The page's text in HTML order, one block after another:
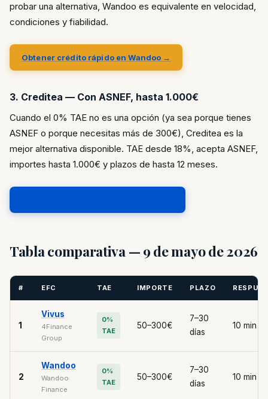
probar una alternativa, Wandoo es equivalente en velocidad,
condiciones y fiabilidad.
Obtener crédito rápido en Wandoo →
3. Creditea — Con ASNEF, hasta 1.000€
Cuando el 0% TAE no es una opción (ya sea porque tienes
ASNEF o porque necesitas más de 300€), Creditea es la
mejor alternativa disponible. TAE desde 18%, acepta ASNEF,
importes hasta 1.000€ y plazos de hasta 12 meses.
Tabla comparativa — 9 de mayo de 2026
# EFC TAE IMPORTE PLAZO
1
Vivus
4Finance
Group
0%
TAE
50–300€
7–30
días
10 min
2
Wandoo
Wandoo
Finance
0%
TAE
50–300€
7–30
días
10 min